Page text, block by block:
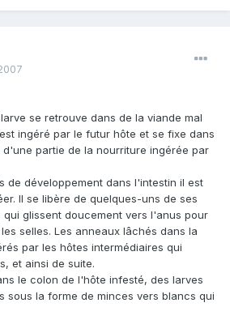
se retrouve dans de la viande mal
ingéré par le futur hôte et se fixe dans
partie de la nourriture ingérée par
de développement dans l'intestin il est
Il se libère de quelques-uns de ses
glissent doucement vers l'anus pour
selles. Les anneaux lâchés dans la
par les hôtes intermédiaires qui
et ainsi de suite.
le colon de l'hôte infesté, des larves
sous la forme de minces vers blancs qui